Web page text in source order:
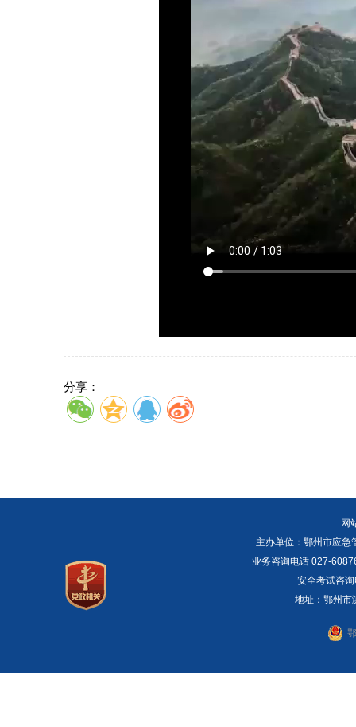
分享：
网
主办单位：鄂州市应
业务咨询电话 027-
安全考试咨
地址：鄂州市